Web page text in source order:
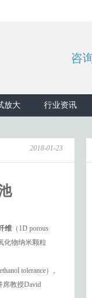
咨
放大 行业资讯
2018-01-23
维 （1D porous
化物纳米颗粒
tolerance）。
席教授David